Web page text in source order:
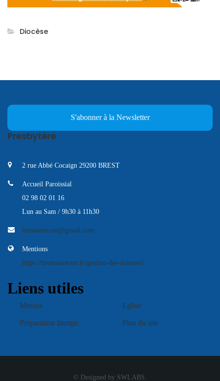
Diocèse
S'abonner à la Newsletter
Presbytère
2 rue Abbé Cocaign 29200 BREST
Accueil Paroissial
02 98 02 01 16
Lun au Sam / 9h30 à 11h30
brestaulevant@gmail.com
Mentions
https://brestaulevant.fr/gestion-des-donnees/
Liens utiles
Messes Eglise
Préparation liturgie Plan du site
© Designed by SWLABS.